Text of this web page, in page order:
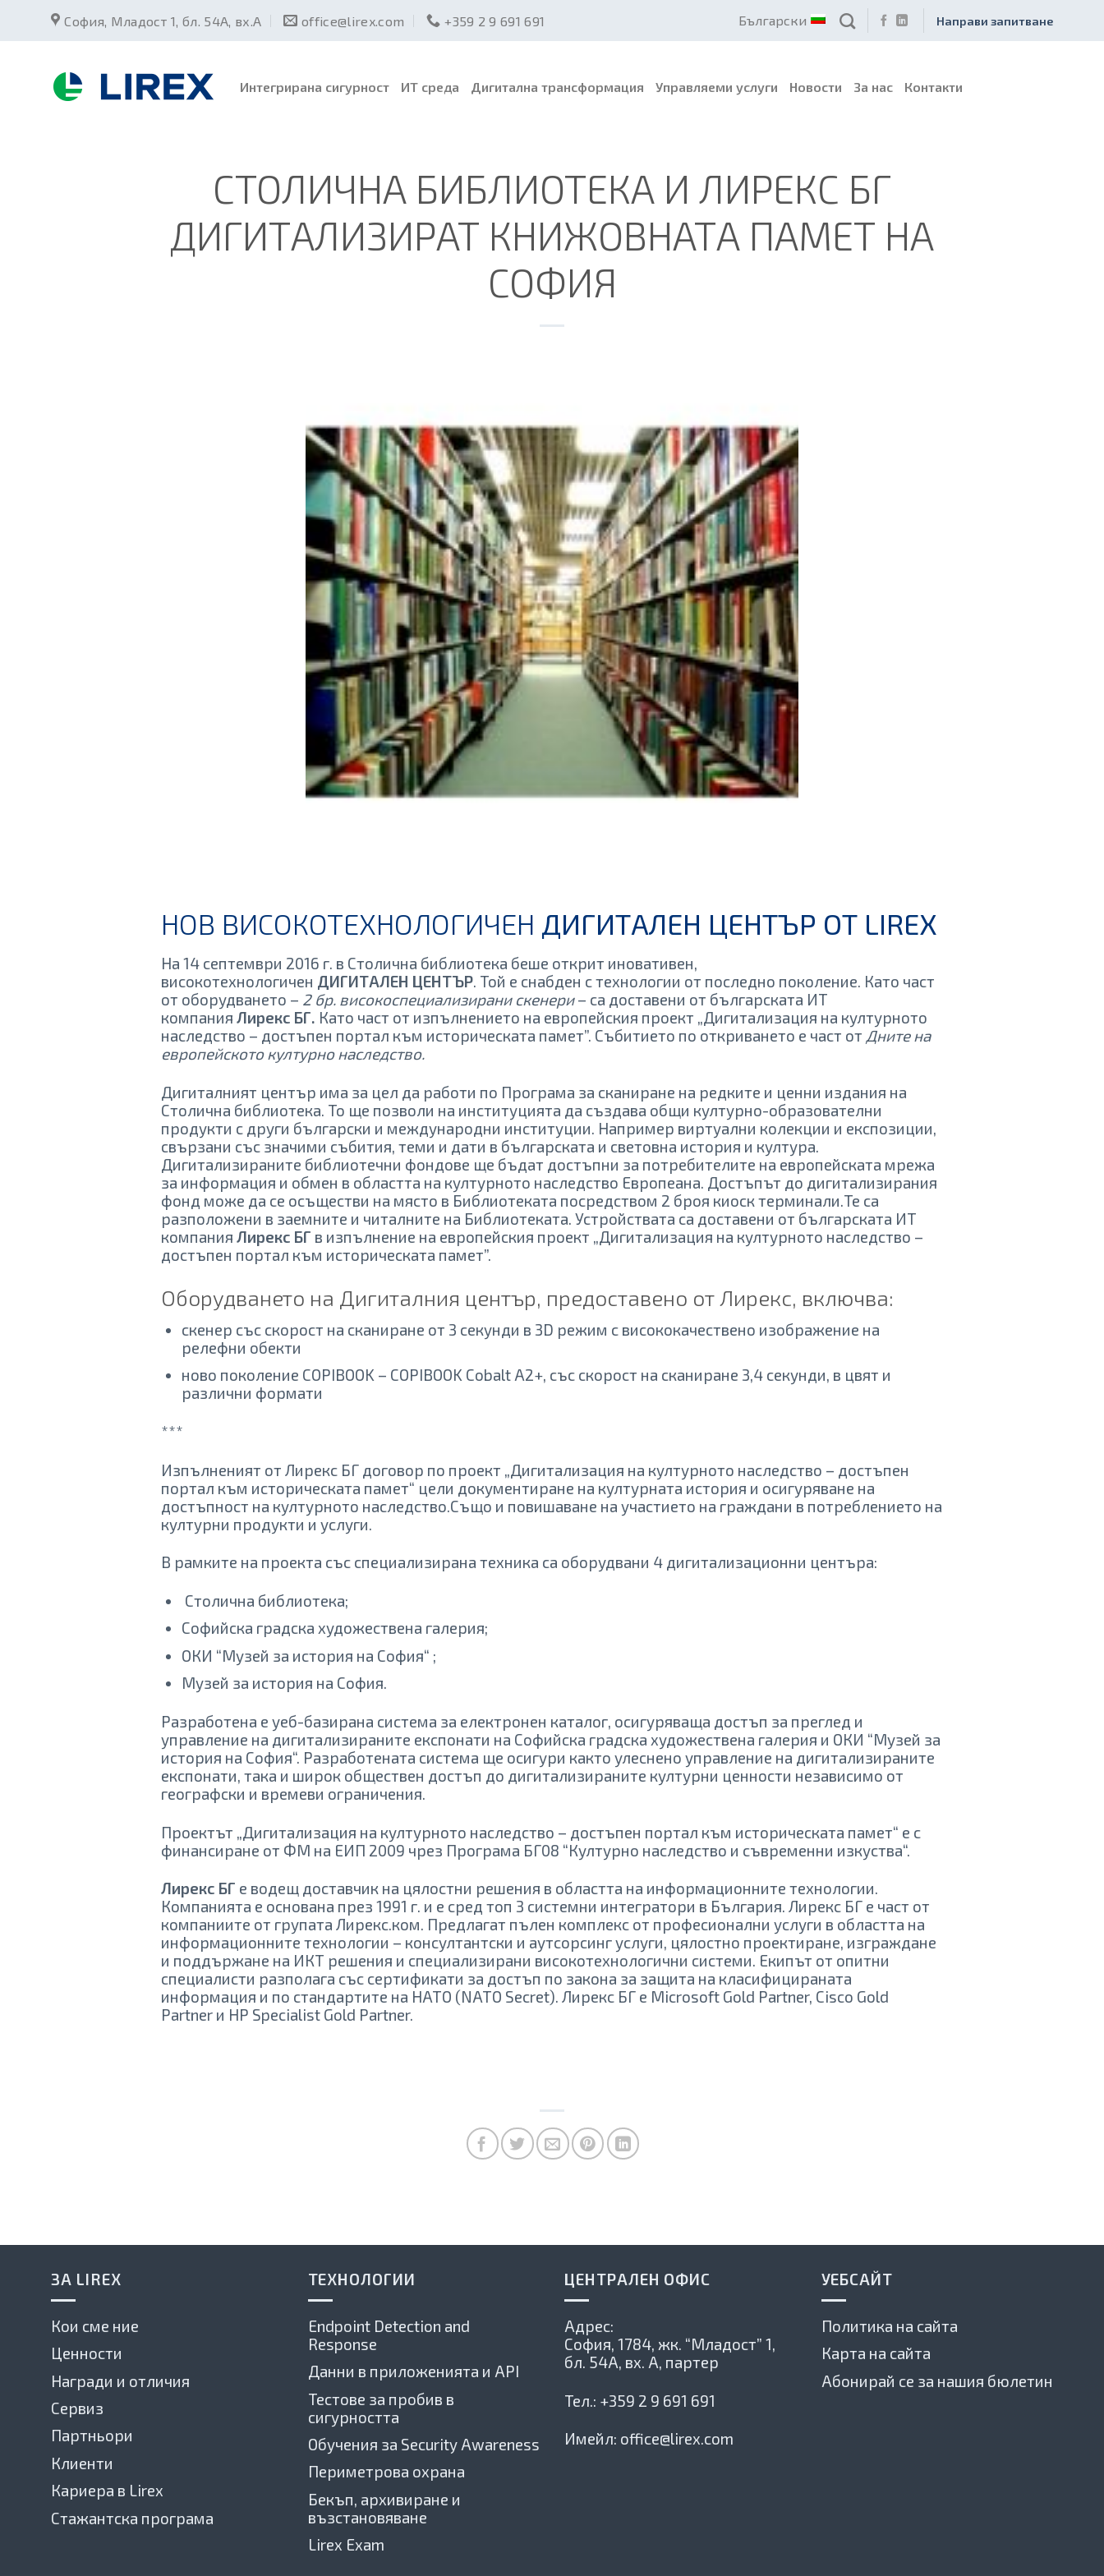
content
София, Младост 1, бл. 54А, вх.А office@lirex.com +359 2 9 691 691 Български Направи запитване
Интегрирана сигурност ИТ среда Дигитална трансформация Управляеми услуги Новости За нас Контакти
СТОЛИЧНА БИБЛИОТЕКА И ЛИРЕКС БГ
ДИГИТАЛИЗИРАТ КНИЖОВНАТА ПАМЕТ НА
СОФИЯ
НОВ ВИСОКОТЕХНОЛОГИЧЕН ДИГИТАЛЕН ЦЕНТЪР ОТ LIREX
На 14 септември 2016 г. в Столична библиотека беше открит иновативен,
високотехнологичен ДИГИТАЛЕН ЦЕНТЪР. Той е снабден с технологии от последно поколение. Като част
от оборудването – 2 бр. високоспециализирани скенери– са доставени от българската ИТ
компанияЛирекс БГ. Като част от изпълнението на европейския проект „Дигитализация на културното
наследство – достъпен портал към историческата памет”. Събитието по откриването е част от Дните на
европейското културно наследство.
Дигиталният център има за цел да работи по Програма за сканиране на редките и ценни издания на
Столична библиотека. То ще позволи на институцията да създава общи културно-образователни
продукти с други български и международни институции. Например виртуални колекции и експозиции,
свързани със значими събития, теми и дати в българската и световна история и култура.
Дигитализираните библиотечни фондове ще бъдат достъпни за потребителите на европейската мрежа
за информация и обмен в областта на културното наследство Европеана. Достъпът до дигитализирания
фонд може да се осъществи на място в Библиотеката посредством 2 броя киоск терминали.Те са
разположени в заемните и читалните на Библиотеката. Устройствата са доставени от българската ИТ
компанияЛирекс БГ в изпълнение на европейския проект „Дигитализация на културното наследство –
достъпен портал към историческата памет”.
Оборудването на Дигиталния център, предоставено от Лирекс, включва:
скенер със скорост на сканиране от 3 секунди в 3D режим с висококачествено изображение на
релефни обекти
ново поколение COPIBOOK – COPIBOOK Cobalt А2+, със скорост на сканиране 3,4 секунди, в цвят и
различни формати
***
Изпълненият от Лирекс БГ договор по проект „Дигитализация на културното наследство – достъпен
портал към историческата памет“ цели документиране на културната история и осигуряване на
достъпност на културното наследство.Също и повишаване на участието на граждани в потреблението на
културни продукти и услуги.
В рамките на проекта със специализирана техника са оборудвани 4 дигитализационни центъра:
Столична библиотека;
Софийска градска художествена галерия;
ОКИ “Музей за история на София“ ;
Музей за история на София.
Разработена е уеб-базирана система за електронен каталог, осигуряваща достъп за преглед и
управление на дигитализираните експонати на Софийска градска художествена галерия и ОКИ “Музей за
история на София“. Разработената система ще осигури както улеснено управление на дигитализираните
експонати, така и широк обществен достъп до дигитализираните културни ценности независимо от
географски и времеви ограничения.
Проектът „Дигитализация на културното наследство – достъпен портал към историческата памет“ е с
финансиране от ФМ на ЕИП 2009 чрез Програма БГ08 “Културно наследство и съвременни изкуства“.
Лирекс БГ е водещ доставчик на цялостни решения в областта на информационните технологии.
Компанията е основана през 1991 г. и е сред топ 3 системни интегратори в България. Лирекс БГ е част от
компаниите от групата Лирекс.ком. Предлагат пълен комплекс от професионални услуги в областта на
информационните технологии – консултантски и аутсорсинг услуги, цялостно проектиране, изграждане
и поддържане на ИКТ решения и специализирани високотехнологични системи. Екипът от опитни
специалисти разполага със сертификати за достъп по закона за защита на класифицираната
информация и по стандартите на НАТО (NATO Secret). Лирекс БГ е Microsoft Gold Partner, Cisco Gold
Partner и НР Specialist Gold Partner.
ЗА LIREX
Кои сме ние
Ценности
Награди и отличия
Сервиз
Партньори
Клиенти
Кариера в Lirex
Стажантска програма
ТЕХНОЛОГИИ
Endpoint Detection and
Response
Данни в приложенията и API
Тестове за пробив в
сигурността
Обучения за Security Awareness
Периметрова охрана
Бекъп, архивиране и
възстановяване
Lirex Exam
ЦЕНТРАЛЕН ОФИС
Адрес:
София, 1784, жк. “Младост” 1,
бл. 54А, вх. А, партер
Тел.: +359 2 9 691 691
Имейл: office@lirex.com
УЕБСАЙТ
Политика на сайта
Карта на сайта
Абонирай се за нашия бюлетин